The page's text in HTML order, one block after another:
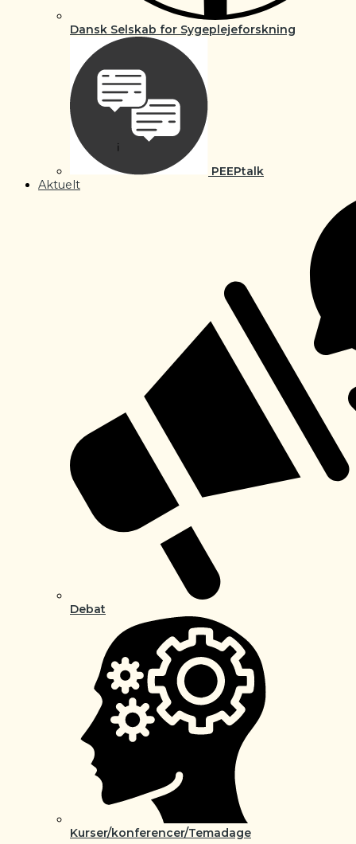
Dansk Selskab for Sygeplejeforskning
PEEPtalk
Aktuelt
Debat
Kurser/konferencer/Temadage